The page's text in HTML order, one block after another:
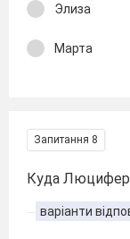
Элиза
Марта
Запитання 8
Куда Люцифер
варіанти